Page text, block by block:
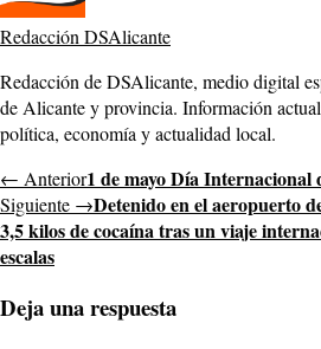
Redacción DSAlicante
Redacción de DSAlicante, medio digital
de Alicante y provincia. Información
política, economía y actualidad local.
← Anterior1 de mayo Día Internacional
Siguiente →Detenido en el aeropuerto
3,5 kilos de cocaína tras un viaje
escalas
Deja una respuesta